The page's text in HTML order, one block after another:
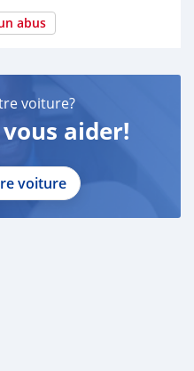
abus
voiture?
aider!
voiture